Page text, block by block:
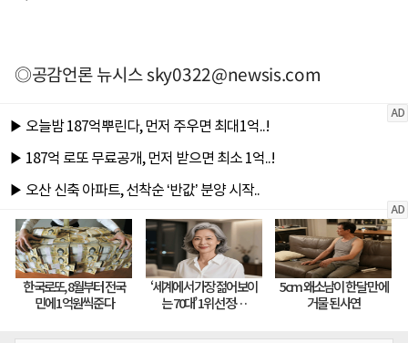
◎공감언론 뉴시스sky0322@newsis.com